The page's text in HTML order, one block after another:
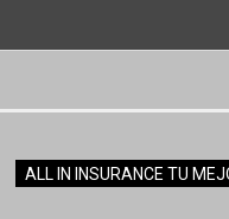
ALL IN INSURANCE TU